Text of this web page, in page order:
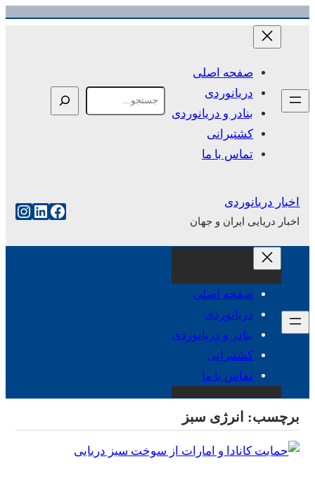
رفتن
صفحه اصلی
دریانوردی
بنادر و دریانوردی
کشتیرانی
تماس با ما
اخبار دریانوردی
اخبار دریایی ایران و جهان
فیس‌بوک
صفحه اصلی
دریانوردی
بنادر و دریانوردی
کشتیرانی
تماس با ما
برچسب: انرژی سبز